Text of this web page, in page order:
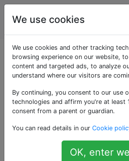
La
photographie
Comment
l'horizon
je prends
(sans
We use cookies
We use cookies and other tracking
browsing experience on our website,
content and targeted ads, to analyze
understand where our visitors are
By continuing, you consent to our use
technologies and affirm you're at least
consent from a parent or guardian.
You can read details in our Cookie
OK, enter